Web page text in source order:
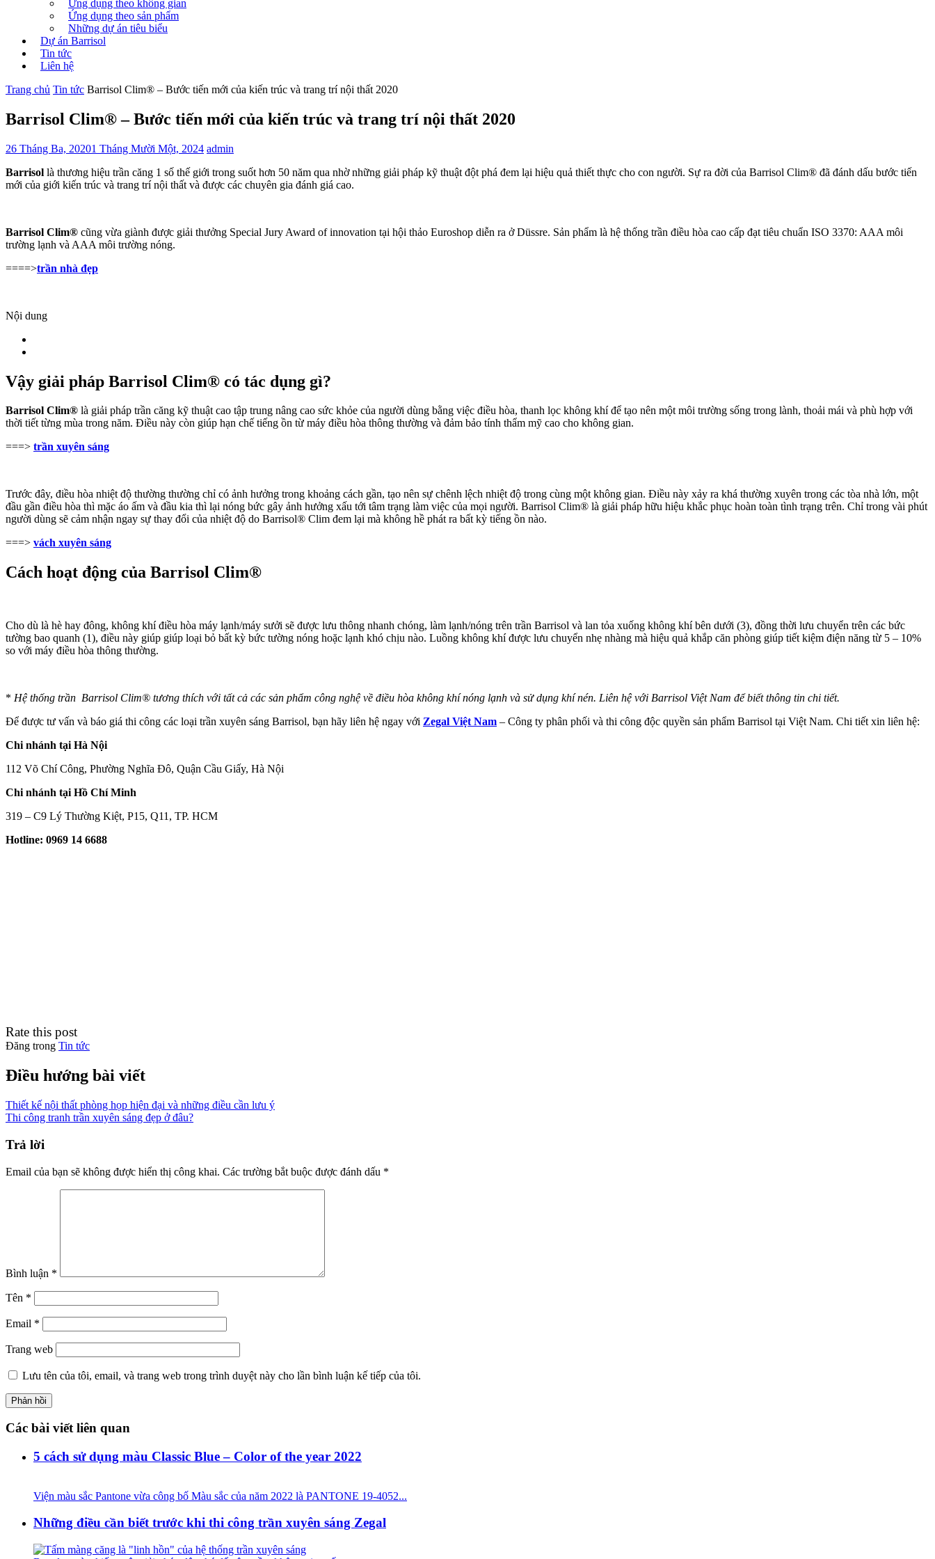
Ứng dụng theo không gian
Ứng dụng theo sản phẩm
Những dự án tiêu biểu
Dự án Barrisol
Tin tức
Liên hệ
Trang chủ Tin tức Barrisol Clim® – Bước tiến mới của kiến trúc và trang trí nội thất 2020
Barrisol Clim® – Bước tiến mới của kiến trúc và trang trí nội thất 2020
26 Tháng Ba, 20201 Tháng Mười Một, 2024 admin
Barrisol là thương hiệu trần căng 1 số thế giới trong suốt hơn 50 năm qua nhờ những giải pháp kỹ thuật đột phá đem lại hiệu quả thiết thực cho con người. Sự ra đời của Barrisol Clim® đã đánh dấu bước tiến
mới của giới kiến trúc và trang trí nội thất và được các chuyên gia đánh giá cao.
Barrisol Clim® cũng vừa giành được giải thưởng Special Jury Award of innovation tại hội thảo Euroshop diễn ra ở Düssre. Sản phẩm là hệ thống trần điều hòa cao cấp đạt tiêu chuẩn ISO 3370: AAA môi
trường lạnh và AAA môi trường nóng.
====>trần nhà đẹp
Nội dung
Vậy giải pháp Barrisol Clim® có tác dụng gì?
Barrisol Clim® là giải pháp trần căng kỹ thuật cao tập trung nâng cao sức khỏe của người dùng bằng việc điều hòa, thanh lọc không khí để tạo nên một môi trường sống trong lành, thoải mái và phù hợp với
thời tiết từng mùa trong năm. Điều này còn giúp hạn chế tiếng ồn từ máy điều hòa thông thường và đảm bảo tính thẩm mỹ cao cho không gian.
===> trần xuyên sáng
Trước đây, điều hòa nhiệt độ thường thường chỉ có ảnh hưởng trong khoảng cách gần, tạo nên sự chênh lệch nhiệt độ trong cùng một không gian. Điều này xảy ra khá thường xuyên trong các tòa nhà lớn, một
đầu gần điều hòa thì mặc áo ấm và đầu kia thì lại nóng bức gây ảnh hưởng xấu tới tâm trạng làm việc của mọi người. Barrisol Clim® là giải pháp hữu hiệu khắc phục hoàn toàn tình trạng trên. Chỉ trong vài phút
người dùng sẽ cảm nhận ngay sự thay đổi của nhiệt độ do Barrisol® Clim đem lại mà không hề phát ra bất kỳ tiếng ồn nào.
===> vách xuyên sáng
Cách hoạt động của Barrisol Clim®
Cho dù là hè hay đông, không khí điều hòa máy lạnh/máy sưởi sẽ được lưu thông nhanh chóng, làm lạnh/nóng trên trần Barrisol và lan tỏa xuống không khí bên dưới (3), đồng thời lưu chuyển trên các bức
tường bao quanh (1), điều này giúp giúp loại bỏ bất kỳ bức tường nóng hoặc lạnh khó chịu nào. Luồng không khí được lưu chuyển nhẹ nhàng mà hiệu quả khắp căn phòng giúp tiết kiệm điện năng từ 5 – 10%
so với máy điều hòa thông thường.
* Hệ thống trần Barrisol Clim® tương thích với tất cả các sản phẩm công nghệ về điều hòa không khí nóng lạnh và sử dụng khí nén. Liên hệ với Barrisol Việt Nam để biết thông tin chi tiết.
Để được tư vấn và báo giá thi công các loại trần xuyên sáng Barrisol, bạn hãy liên hệ ngay với Zegal Việt Nam – Công ty phân phối và thi công độc quyền sản phẩm Barrisol tại Việt Nam. Chi tiết xin liên hệ:
Chi nhánh tại Hà Nội
112 Võ Chí Công, Phường Nghĩa Đô, Quận Cầu Giấy, Hà Nội
Chi nhánh tại Hồ Chí Minh
319 – C9 Lý Thường Kiệt, P15, Q11, TP. HCM
Hotline: 0969 14 6688
Rate this post
Đăng trong Tin tức
Điều hướng bài viết
Thiết kế nội thất phòng họp hiện đại và những điều cần lưu ý
Thi công tranh trần xuyên sáng đẹp ở đâu?
Trả lời
Email của bạn sẽ không được hiển thị công khai. Các trường bắt buộc được đánh dấu *
Bình luận *
Tên *
Email *
Trang web
Lưu tên của tôi, email, và trang web trong trình duyệt này cho lần bình luận kế tiếp của tôi.
Các bài viết liên quan
5 cách sử dụng màu Classic Blue – Color of the year 2022
Viện màu sắc Pantone vừa công bố Màu sắc của năm 2022 là PANTONE 19-4052...
Những điều cần biết trước khi thi công trần xuyên sáng Zegal